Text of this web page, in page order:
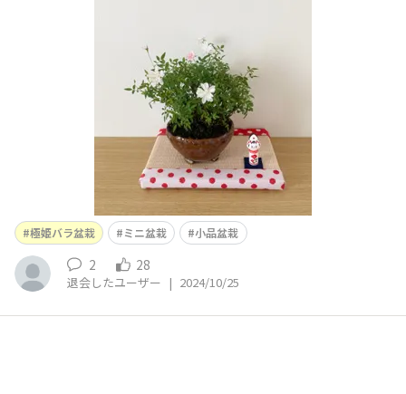
極姫バラ盆栽 ミニ盆栽 小品盆栽
2 28
退会したユーザー | 2024/10/25